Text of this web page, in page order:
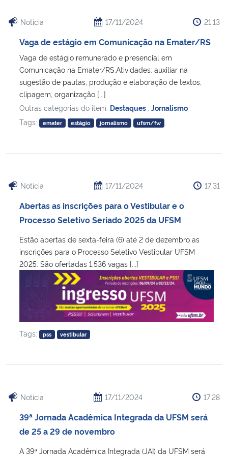
Notícia 17/11/2024 21:13
Vaga de estágio em Comunicação na Emater/RS
Vaga de estágio remunerado e presencial em
Comunicação na Emater/RS.Atividades: auxiliar na
sugestão de pautas, produção e elaboração de textos,
clipagem, organização [...]
Outras categorias do item: Destaques Jornalismo
Tags:
emater estágio jornalismo ufsm/fw
Notícia 17/11/2024 17:31
Abertas as inscrições para o Vestibular e o
Processo Seletivo Seriado 2025 da UFSM
Estão abertas de sexta-feira (6) até 2 de dezembro as
inscrições para o Processo Seletivo Vestibular UFSM
2025. São ofertadas 1.536 vagas [...]
Tags: pss vestibular
Notícia 17/11/2024 17:28
39ª Jornada Acadêmica Integrada da UFSM será
de 25 a 29 de novembro
A 39ª Jornada Acadêmica Integrada (JAI) da UFSM será